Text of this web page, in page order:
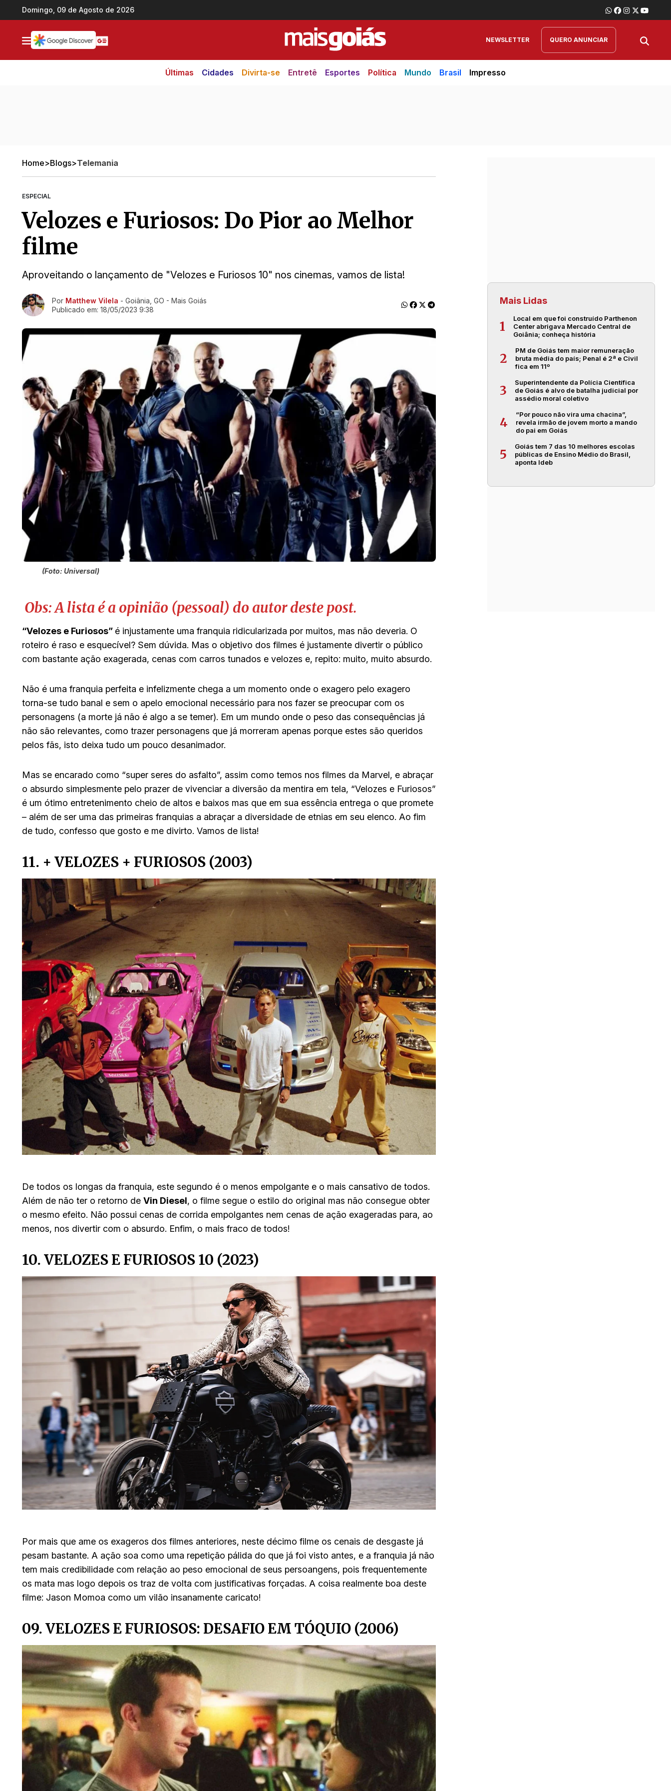
Ir direto pro conteúdo
Domingo, 09 de Agosto de 2026
NEWSLETTER QUERO ANUNCIAR
Últimas Cidades Divirta-se Entretê Esportes Política Mundo Brasil Impresso
Home>Blogs>Telemania
ESPECIAL
Velozes e Furiosos: Do Pior ao Melhor
filme
Aproveitando o lançamento de "Velozes e Furiosos 10" nos cinemas, vamos de lista!
Ir direto pra matéria
Por Matthew Vilela - Goiânia, GO - Mais Goiás
Publicado em: 18/05/2023 9:38
(Foto: Universal)
Obs: A lista é a opinião (pessoal) do autor deste post.
“Velozes e Furiosos” é injustamente uma franquia ridicularizada por muitos, mas não deveria. O
roteiro é raso e esquecível? Sem dúvida. Mas o objetivo dos filmes é justamente divertir o público
com bastante ação exagerada, cenas com carros tunados e velozes e, repito: muito, muito absurdo.
Não é uma franquia perfeita e infelizmente chega a um momento onde o exagero pelo exagero
torna-se tudo banal e sem o apelo emocional necessário para nos fazer se preocupar com os
personagens (a morte já não é algo a se temer). Em um mundo onde o peso das consequências já
não são relevantes, como trazer personagens que já morreram apenas porque estes são queridos
pelos fãs, isto deixa tudo um pouco desanimador.
Mas se encarado como “super seres do asfalto”, assim como temos nos filmes da Marvel, e abraçar
o absurdo simplesmente pelo prazer de vivenciar a diversão da mentira em tela, “Velozes e Furiosos”
é um ótimo entretenimento cheio de altos e baixos mas que em sua essência entrega o que promete
– além de ser uma das primeiras franquias a abraçar a diversidade de etnias em seu elenco. Ao fim
de tudo, confesso que gosto e me divirto. Vamos de lista!
11. + VELOZES + FURIOSOS (2003)
De todos os longas da franquia, este segundo é o menos empolgante e o mais cansativo de todos.
Além de não ter o retorno de Vin Diesel, o filme segue o estilo do original mas não consegue obter
o mesmo efeito. Não possui cenas de corrida empolgantes nem cenas de ação exageradas para, ao
menos, nos divertir com o absurdo. Enfim, o mais fraco de todos!
10. VELOZES E FURIOSOS 10 (2023)
Por mais que ame os exageros dos filmes anteriores, neste décimo filme os cenais de desgaste já
pesam bastante. A ação soa como uma repetição pálida do que já foi visto antes, e a franquia já não
tem mais credibilidade com relação ao peso emocional de seus persoangens, pois frequentemente
os mata mas logo depois os traz de volta com justificativas forçadas. A coisa realmente boa deste
filme: Jason Momoa como um vilão insanamente caricato!
09. VELOZES E FURIOSOS: DESAFIO EM TÓQUIO (2006)
Mais Lidas
1
Local em que foi construído Parthenon
Center abrigava Mercado Central de
Goiânia; conheça história
2
PM de Goiás tem maior remuneração
bruta média do país; Penal é 2ª e Civil
fica em 11º
3
Superintendente da Polícia Científica
de Goiás é alvo de batalha judicial por
assédio moral coletivo
4
“Por pouco não vira uma chacina”,
revela irmão de jovem morto a mando
do pai em Goiás
5
Goiás tem 7 das 10 melhores escolas
públicas de Ensino Médio do Brasil,
aponta Ideb